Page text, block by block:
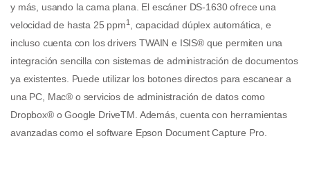
y más, usando la cama plana. El escáner DS-1630 ofrece una
velocidad de hasta 25 ppm1, capacidad dúplex automática, e
incluso cuenta con los drivers TWAIN e ISIS® que permiten una
integración sencilla con sistemas de administración de documentos
ya existentes. Puede utilizar los botones directos para escanear a
una PC, Mac® o servicios de administración de datos como
Dropbox® o Google DriveTM. Además, cuenta con herramientas
avanzadas como el software Epson Document Capture Pro.